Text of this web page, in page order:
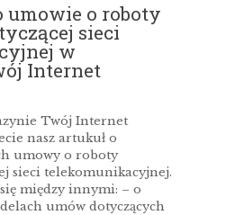
umowie o roboty
sieci
w
Internet
Twój Internet
nasz artukuł o
umowy o roboty
sieci telekomunikacyjnej.
między innymi: – o
umów dotyczących